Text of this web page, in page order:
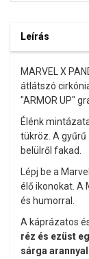
Leírás
MARVEL X
átlátszó
"ARMOR UP"
Élénk
tükröz. A
belülről fakad.
Lépj be a
élő ikonokat. A
és humorral.
A káprázatos
réz és ezüst
sárga